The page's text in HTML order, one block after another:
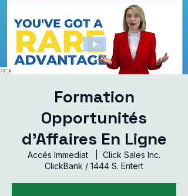
Formation
Opportunités
d’Affaires En Ligne
Accés Immediat
Click Sales Inc.
ClickBank / 1444 S. Entert